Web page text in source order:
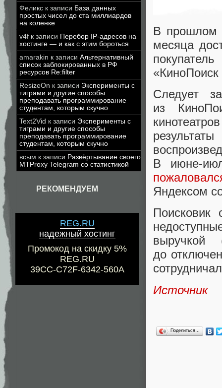
Феликс к записи База данных
простых чисел до ста миллиардов
на коленке
v4f к записи Перебор IP-адресов на
хостинге — и как с этим бороться
amarakin к записи Альтернативный
список заблокированных в РФ
ресурсов Re:filter
ResizeOn к записи Эксперименты с
тиграми и другие способы
преподавать программирование
студентам, которым скучно
Text2Vid к записи Эксперименты с
тиграми и другие способы
преподавать программирование
студентам, которым скучно
всым к записи Развёртывание своего
MTProxy Telegram со статистикой
РЕКОМЕНДУЕМ
REG.RU
надежный хостинг
Промокод на скидку 5%
REG.RU
39CC-C72F-6342-560A
В прошлом
месяца
«
Следует
из
В июне-
Яндексом
Поисковик
выручкой
до
Источник
Поделиться…